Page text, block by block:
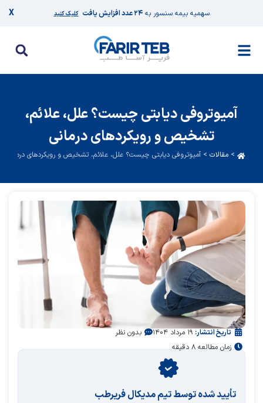
سهمیه بیمه سنسور به۲۴ عدد افزایش یافت کلیک کنید X
آمیوتروفی دیابتی چیست؟ علل، علائم،
تشخیص و رویکردهای درمانی
> مقالات > آمیوتروفی دیابتی چیست؟ علل، علائم، تشخیص و رویکردهای درمانی
تاریخ انتشار: ۱۹ مرداد ۱۴۰۴
بدون نظر
زمان مطالعه ۸ دقیقه
تأیید‌‌‌‌‌‌‌ شده توسط تیم مدیکال فریرطب